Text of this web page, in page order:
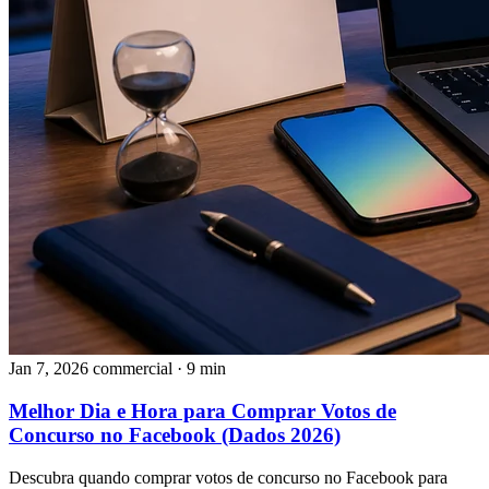
Jan 7, 2026 commercial · 9 min
Melhor Dia e Hora para Comprar Votos de
Concurso no Facebook (Dados 2026)
Descubra quando comprar votos de concurso no Facebook para